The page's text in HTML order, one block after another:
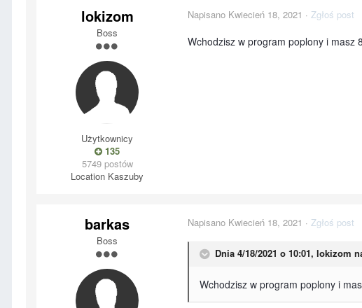
lokizom
Boss
Użytkownicy
135
5749 postów
Location Kaszuby
Napisano Kwiecień 18, 2021 · Zgłoś post
Wchodzisz w program poplony i masz
barkas
Boss
Napisano Kwiecień 18, 2021 · Zgłoś post
Dnia 4/18/2021 o 10:01, lokizom
Wchodzisz w program poplony i